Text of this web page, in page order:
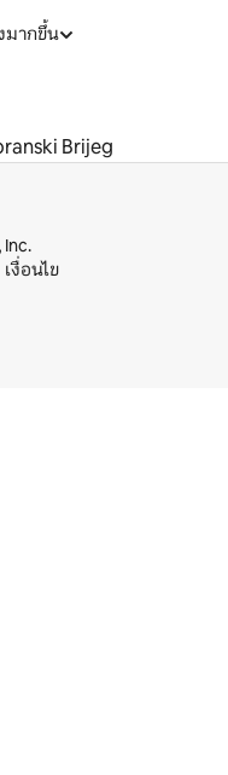
มากขึ้น
Brijeg
เงื่อนไข